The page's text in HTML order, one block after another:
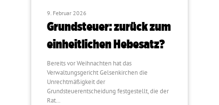
9. Februar 2026
Grundsteuer: zurück zum
einheitlichen Hebesatz?
Bereits vor Weihnachten hat das
Verwaltungsgericht Gelsenkirchen die
Unrechtmäßigkeit der
Grundsteuerentscheidung festgestellt, die der
Rat…